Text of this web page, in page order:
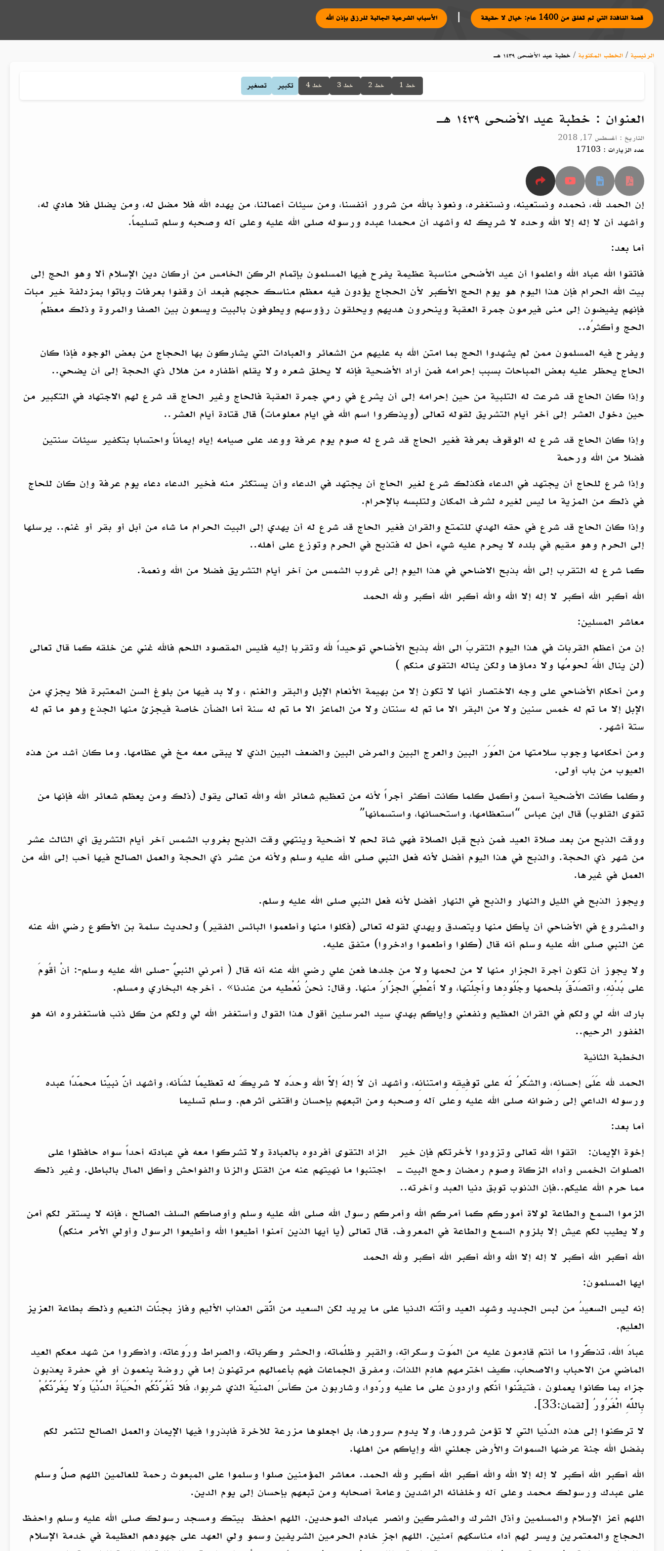
الأسباب الشرعية الجالبة للرزق بإذن الله | قصة النافذة التي لم تغلق من 1400 عام: خيال لا حقيقة |
الرئيسية / الخطب المكتوبة / خطبة عيد الأضحى ١٤٣٩ هـ
خط 1 خط 2 خط 3 خط 4 تكبير تصغير
العنوان : خطبة عيد الأضحى ١٤٣٩ هـ
التاريخ : أغسطس 17, 2018
عدد الزيارات : 17103
إن الحمد لله، نحمده ونستعينه، ونستغفره، ونعوذ بالله من شرور أنفسنا، ومن سيئات أعمالنا، من يهده الله فلا مضل له، ومن يضلل فلا هادي له،
وأشهد أن لا إله إلا الله وحده لا شريك له وأشهد أن محمدا عبده ورسوله صلى الله عليه وعلى آله وصحبه وسلم تسليماً.
أما بعد:
فاتقوا الله عباد الله واعلموا أن عيد الأضحى مناسبة عظيمة يفرح فيها المسلمون بإتمام الركن الخامس من أركان دين الإسلام ألا وهو الحج إلى
بيت الله الحرام فإن هذا اليوم هو يوم الحج الأكبر لأن الحجاج يؤدون فيه معظم مناسك حجهم فبعد أن وقفوا بعرفات وباتوا بمزدلفة خير مبات
فإنهم يفيضون إلى منى فيرمون جمرة العقبة وينحرون هديهم ويحلقون رؤوسهم ويطوفون بالبيت ويسعون بين الصفا والمروة وذلك معظمُ
الحج وأكثرُه..
ويفرح فيه المسلمون ممن لم يشهدوا الحج بما امتن الله به عليهم من الشعائر والعبادات التي يشاركون بها الحجاج من بعض الوجوه فإذا كان
الحاج يحظر عليه بعض المباحات بسبب إحرامه فمن أراد الأضحية فإنه لا يحلق شعره ولا يقلم أظفاره من هلال ذي الحجة إلى أن يضحي..
وإذا كان الحاج قد شرعت له التلبية من حين إحرامه إلى أن يشرع في رمي جمرة العقبة فالحاج وغير الحاج قد شرع لهم الاجتهاد في التكبير من
حين دخول العشر إلى أخر أيام التشريق لقوله تعالى (ويذكروا اسم الله في ايام معلومات) قال قتادة أيام العشر..
وإذا كان الحاج قد شرع له الوقوف بعرفة فغير الحاج قد شرع له صوم يوم عرفة ووعد على صيامه إياه إيماناً واحتسابا بتكفير سيئات سنتين
فضلا من الله ورحمة
وإذا شرع للحاج أن يجتهد في الدعاء فكذلك شرع لغير الحاج أن يجتهد في الدعاء وأن يستكثر منه فخير الدعاء دعاء يوم عرفة وإن كان للحاج
في ذلك من المزية ما ليس لغيره لشرف المكان ولتلبسه بالإحرام.
وإذا كان الحاج قد شرع في حقه الهدي للتمتع والقران فغير الحاج قد شرع له أن يهدي إلى البيت الحرام ما شاء من أبل أو بقر أو غنم.. يرسلها
إلى الحرم وهو مقيم في بلده لا يحرم عليه شيء أحل له فتذبح في الحرم وتوزع على أهله..
كما شرع له التقرب إلى الله بذبح الاضاحي في هذا اليوم إلى غروب الشمس من آخر أيام التشريق فضلا من الله ونعمة.
الله أكبر الله أكبر لا إله إلا الله والله أكبر الله أكبر ولله الحمد
معاشر المسلين:
إن من أعظم القربات في هذا اليوم التقربَ الى الله بذبح الأضاحي توحيداً لله وتقربا إليه فليس المقصود اللحم فالله غني عن خلقه كما قال تعالى
(لن ينال اللهَ لحومُها ولا دماؤها ولكن يناله التقوى منكم )
ومن أحكام الأضاحي على وجه الاختصار أنها لا تكون إلا من بهيمة الأنعام الإبل والبقر والغنم ، ولا بد فيها من بلوغ السن المعتبرة فلا يجزي من
الإبل إلا ما تم له خمس سنين ولا من البقر الا ما تم له سنتان ولا من الماعز الا ما تم له سنة أما الضأن خاصة فيجزئ منها الجذع وهو ما تم له
ستة أشهر.
ومن أحكامها وجوب سلامتها من العَوَر البين والعرج البين والمرض البين والضعف البين الذي لا يبقى معه مخ في عظامها. وما كان أشد من هذه
العيوب من باب أولى.
وكلما كانت الأضحية أسمن وأكمل كلما كانت أكثر أجراً لأنه من تعظيم شعائر الله والله تعالى يقول (ذلك ومن يعظم شعائر الله فإنها من
تقوى القلوب) قال ابن عباس “استعظامها، واستحسانها، واستسمانها”
ووقت الذبح من بعد صلاة العيد فمن ذبح قبل الصلاة فهي شاة لحم لا أضحية وينتهي وقت الذبح بغروب الشمس آخر أيام التشريق أي الثالث عشر
من شهر ذي الحجة. والذبح في هذا اليوم أفضل لأنه فعل النبي صلى الله عليه وسلم ولأنه من عشر ذي الحجة والعمل الصالح فيها أحب إلى الله من
العمل في غيرها.
ويجوز الذبح في الليل والنهار والذبح في النهار أفضل لأنه فعل النبي صلى الله عليه وسلم.
والمشروع في الأضاحي أن يأكل منها ويتصدق ويهدي لقوله تعالى (فكلوا منها وأطعموا البائس الفقير) ولحديث سلمة بن الأكوع رضي الله عنه
عن النبي صلى الله عليه وسلم أنه قال (كلوا وأطعموا وادخروا) متفق عليه.
ولا يجوز أن تكون أجرة الجزار منها لا من لحمها ولا من جلدها فعن علي رضي الله عنه أنه قال ( أمرني النبيُّ -صلى الله عليه وسلم-: أنْ أقُومَ
على بُدْنِهِ، وأتصَدَّقَ بلحمها وجُلُودِها وأَجِلَّتها، ولا أُعْطِيَ الجزَّارَ منها. وقال: نحنُ نُعْطيه من عندنا» . أخرجه البخاري ومسلم.
بارك الله لي ولكم في القران العظيم ونفعني وإياكم بهدي سيد المرسلين أقول هذا القول وأستغفر الله لي ولكم من كل ذنب فاستغفروه انه هو
الغفور الرحيم..
الخطبة الثانية
الحمد لله عَلَى إحسانِه، والشّكرُ لَه على توفِيقِه وامتنانِه، وأشهد أن لاَ إلهَ إلاّ الله وحدَه لا شريكَ له تعظيمًا لشَأنه، وأشهد أنَّ نبيَّنا محمّدًا عبده
ورسوله الداعي إلى رضوانه صلى الله عليه وعلى آله وصحبه ومن اتبعهم بإحسان واقتفى أثرهم. وسلم تسليما
أما بعد:
إخوة الإيمان: اتقوا الله تعالى وتزودوا لأخرتكم فإن خير الزاد التقوى أفردوه بالعبادة ولا تشركوا معه في عبادته أحداً سواه حافظوا على
الصلوات الخمس وأداء الزكاة وصوم رمضان وحج البيت ـ اجتنبوا ما نهيتهم عنه من القتل والزنا والفواحش وأكل المال بالباطل. وغير ذلك
مما حرم الله عليكم..فإن الذنوب توبق دنيا العبد وآخرته..
الزموا السمع والطاعة لولاة أموركم كما أمركم الله وأمركم رسول الله صلى الله عليه وسلم وأوصاكم السلف الصالح ، فإنه لا يستقر لكم أمن
ولا يطيب لكم عيش إلا بلزوم السمع والطاعة في المعروف. قال تعالى (يا أيها الذين آمنوا أطيعوا الله وأطيعوا الرسول وأولي الأمر منكم)
الله أكبر الله أكبر لا إله إلا الله والله أكبر الله أكبر ولله الحمد
ايها المسلمون:
إنه ليس السعيدُ من لبس الجديد وشهِد العيد وأتَته الدنيا على ما يريد لكن السعيد من اتَّقى العذاب الأليم وفاز بجنّات النعيم وذلك بطاعة العزيز
العليم.
عبادَ الله، تذكَّروا ما أنتم قادِمون عليه من المَوت وسكراتِه، والقبرِ وظلُماته، والحشر وكرباته، والصِراط ورَوعاته، واذكروا من شهد معكم العيد
الماضي من الاحباب والاصحاب، كيف اخترمهم هادِم اللذات، ومفرق الجماعات فهم بأعمالهم مرتهنون إما في روضة ينعمون أو في حفرة يعذبون
جزاء بما كانوا يعملون ، فتيقَّنوا أنّكم واردون على ما عليه ورّدوا، وشاربون من كأسَ المنيّة الذي شرِبوا، فَلا تَغُرَّنَّكُم الْحَيَاةُ الدُّنْيَا وَلا يَغُرَّنَّكُمْ
بِاللَّهِ الْغَرُورُ [لقمان:33].
لا تركنوا إلى هذه الدّنيا التي لا تؤمن شرورها، ولا يدوم سرورها، بل اجعلوها مزرعة للآخرة فابذروا فيها الإيمان والعمل الصالح لتثمر لكم
بفضل الله جنة عرضها السموات والأرض جعلني الله وإياكم من اهلها.
الله أكبر الله أكبر لا إله إلا الله والله أكبر الله أكبر ولله الحمد. معاشر المؤمنين صلوا وسلموا على المبعوث رحمة للعالمين اللهم صلَّ وسلم
على عبدك ورسولك محمد وعلى آله وخلفائه الراشدين وعامة أصحابه ومن تبعهم بإحسان إلى يوم الدين.
اللهم أعز الإسلام والمسلمين وأذل الشرك والمشركين وانصر عبادك الموحدين. اللهم احفظ بيتك ومسجد رسولك صلى الله عليه وسلم واحفظ
الحجاج والمعتمرين ويسر لهم أداء مناسكهم آمنين. اللهم اجزِ خادم الحرمين الشريفين وسمو ولي العهد على جهودهم العظيمة في خدمة الإسلام